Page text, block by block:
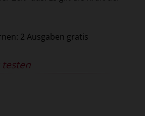
2 Ausgaben gratis
testen